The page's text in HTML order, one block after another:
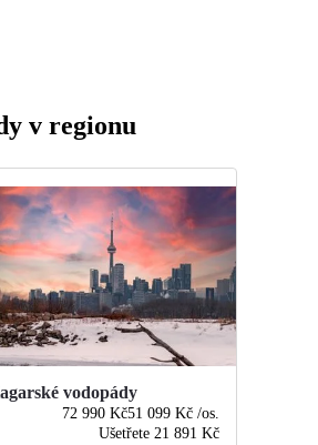
v regionu
vodopády
72 990 Kč51 099 Kč /os.
Ušetřete 21 891 Kč